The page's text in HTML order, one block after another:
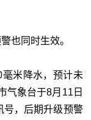
也同时生效。
米降水，预计未
气象台于8月11日
号，后期升级预警